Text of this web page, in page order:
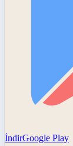
İndirGoogle Play